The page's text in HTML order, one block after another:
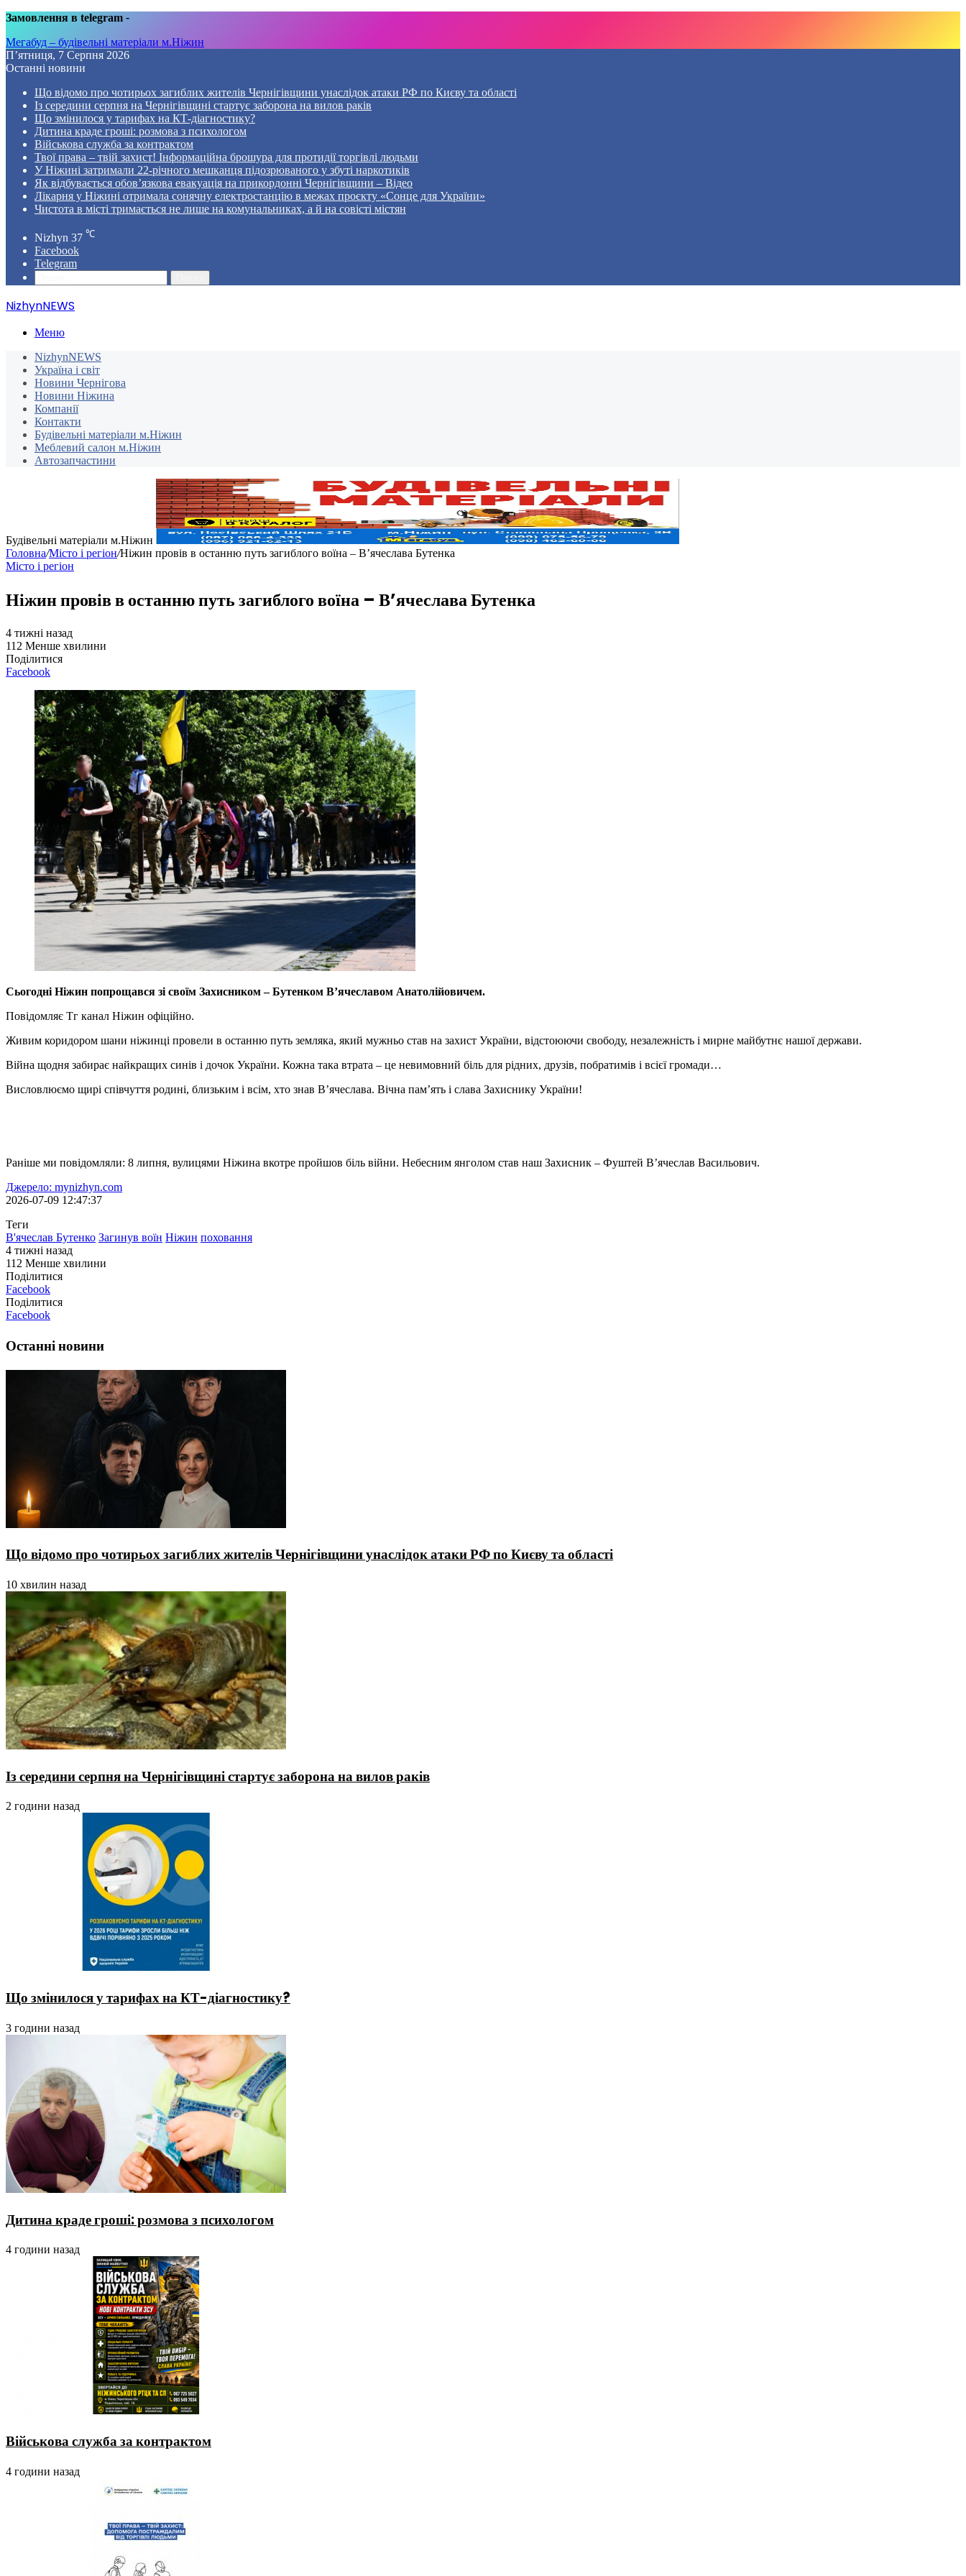
Замовлення в telegram -
Мегабуд – будівельні матеріали м.Ніжин
П’ятниця, 7 Серпня 2026
Останні новини
Що відомо про чотирьох загиблих жителів Чернігівщини унаслідок атаки РФ по Києву та області
Із середини серпня на Чернігівщині стартує заборона на вилов раків
Що змінилося у тарифах на КТ-діагностику?
Дитина краде гроші: розмова з психологом
Військова служба за контрактом
Твої права – твій захист! Інформаційна брошура для протидії торгівлі людьми
У Ніжині затримали 22-річного мешканця підозрюваного у збуті наркотиків
Як відбувається обов’язкова евакуація на прикордонні Чернігівщини – Відео
Лікарня у Ніжині отримала сонячну електростанцію в межах проєкту «Сонце для України»
Чистота в місті тримається не лише на комунальниках, а й на совісті містян
Nizhyn 37 ℃
Facebook
Telegram
NizhynNEWS
Меню
NizhynNEWS
Україна і світ
Новини Чернігова
Новини Ніжина
Компанії
Контакти
Будівельні матеріали м.Ніжин
Меблевий салон м.Ніжин
Автозапчастини
Будівельні матеріали м.Ніжин
Головна/Місто і регіон/Ніжин провів в останню путь загиблого воїна – В’ячеслава Бутенка
Місто і регіон
Ніжин провів в останню путь загиблого воїна – В’ячеслава Бутенка
4 тижні назад
112 Менше хвилини
Поділитися
Facebook
Сьогодні Ніжин попрощався зі своїм Захисником – Бутенком В’ячеславом Анатолійовичем.
Повідомляє Тг канал Ніжин офіційно.
Живим коридором шани ніжинці провели в останню путь земляка, який мужньо став на захист України, відстоюючи свободу, незалежність і мирне майбутнє нашої держави.
Війна щодня забирає найкращих синів і дочок України. Кожна така втрата – це невимовний біль для рідних, друзів, побратимів і всієї громади…
Висловлюємо щирі співчуття родині, близьким і всім, хто знав В’ячеслава. Вічна пам’ять і слава Захиснику України!
Раніше ми повідомляли: 8 липня, вулицями Ніжина вкотре пройшов біль війни. Небесним янголом став наш Захисник – Фуштей В’ячеслав Васильович.
Джерело: mynizhyn.com
2026-07-09 12:47:37
Теги
В'ячеслав Бутенко Загинув воїн Ніжин поховання
4 тижні назад
112 Менше хвилини
Поділитися
Facebook
Поділитися
Facebook
Останні новини
Що відомо про чотирьох загиблих жителів Чернігівщини унаслідок атаки РФ по Києву та області
10 хвилин назад
Із середини серпня на Чернігівщині стартує заборона на вилов раків
2 години назад
Що змінилося у тарифах на КТ-діагностику?
3 години назад
Дитина краде гроші: розмова з психологом
4 години назад
Військова служба за контрактом
4 години назад